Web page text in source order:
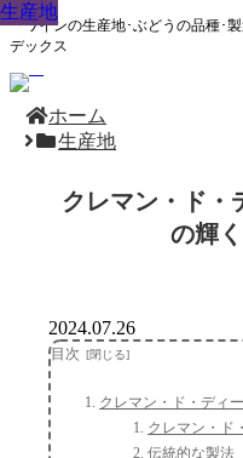
『ワインの生産地･ぶどうの品種･
デックス
ホーム
生産地
クレマン・ド・
の輝
生産地
2024.07.26
目次
クレマン・ド・ディ
クレマン・ド
伝統的な製法
生産地
生産地
生産地
生産地
生産地
生産地
生産地
生産地